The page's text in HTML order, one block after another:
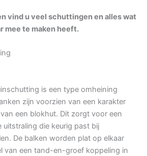
vind u veel schuttingen en alles wat
mee te maken heeft.
is een type omheining
zijn voorzien van een karakter
een blokhut. Dit zorgt voor een
uitstraling die keurig past bij
De balken worden plat op elkaar
van een tand-en-groef koppeling in